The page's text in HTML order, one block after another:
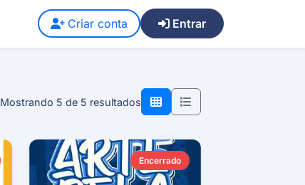
Criar conta Entrar
Mostrando 5 de 5 resultados
Encerrado